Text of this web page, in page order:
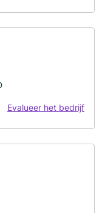
Evalueer het bedrijf